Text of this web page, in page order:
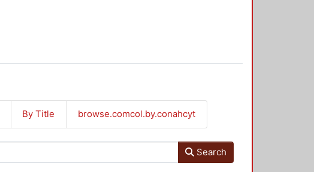
By Title browse.comcol.by.conahcyt
Search